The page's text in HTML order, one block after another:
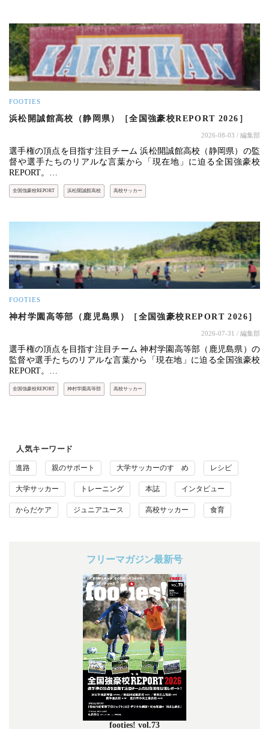
FOOTIES
浜松開誠館高校（静岡県）［全国強豪校REPORT 2026］
2026-08-03 / 編集部
選手権の頂点を目指す注目チーム 浜松開誠館高校（静岡県）の監
督や選手たちのリアルな言葉から「現在地」に迫る全国強豪校
REPORT。…
全国強豪校REPORT 浜松開誠館高校 高校サッカー
FOOTIES
神村学園高等部（鹿児島県）［全国強豪校REPORT 2026］
2026-07-31 / 編集部
選手権の頂点を目指す注目チーム 神村学園高等部（鹿児島県）の
監督や選手たちのリアルな言葉から「現在地」に迫る全国強豪校
REPORT。…
全国強豪校REPORT 神村学園高等部 高校サッカー
人気キーワード
進路 親のサポート 大学サッカーのすゝめ レシピ
大学サッカー トレーニング 本誌 インタビュー
からだケア ジュニアユース 高校サッカー 食育
フリーマガジン最新号
footies! vol.73